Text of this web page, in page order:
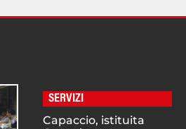
SERVIZI
Capaccio, istituita